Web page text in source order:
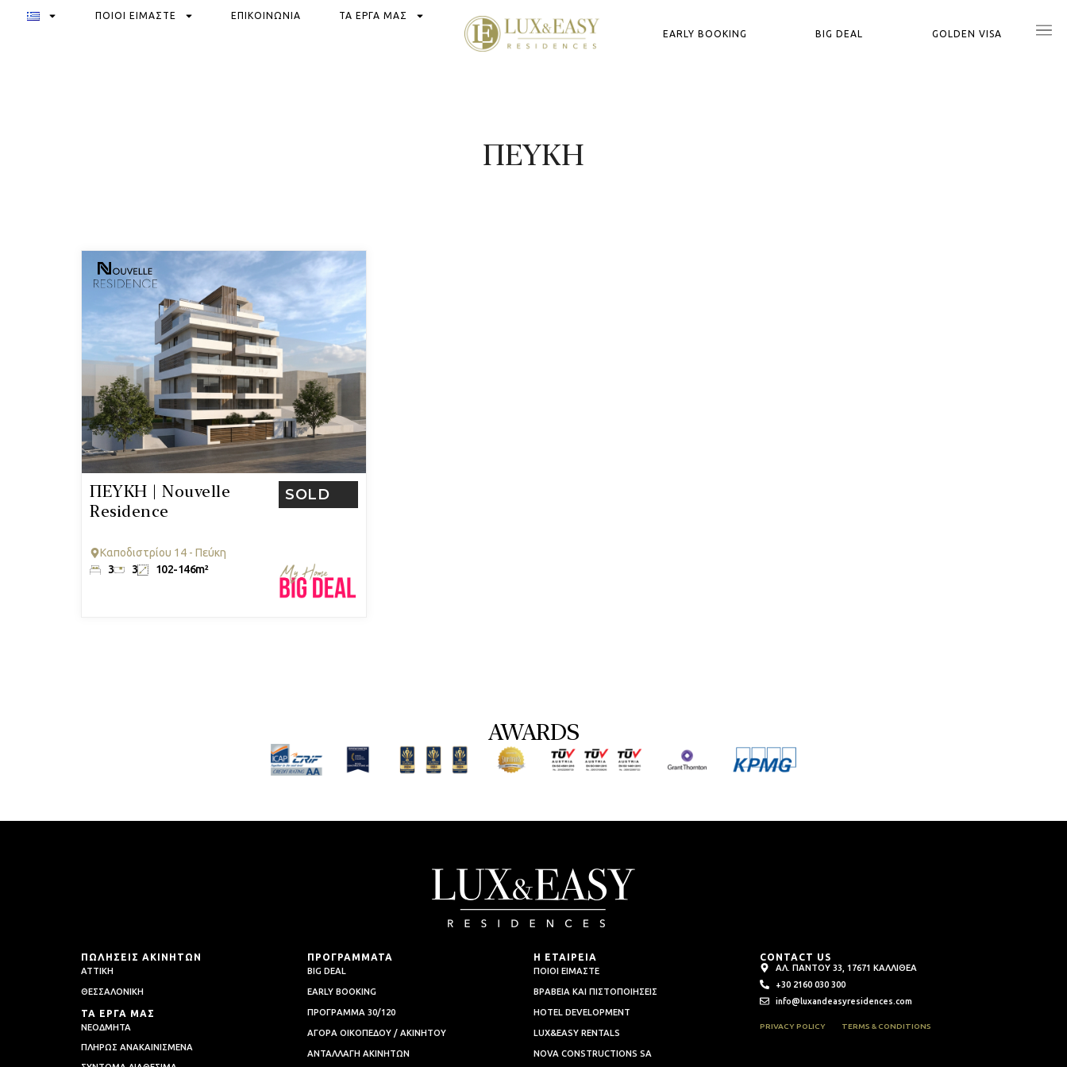
ΠΟΙΟΙ ΕΙΜΑΣΤΕ ΕΠΙΚΟΙΝΩΝΙΑ
ΤΑ ΕΡΓΑ ΜΑΣ
EARLY BOOKING
BIG DEAL GOLDEN VISA
ΠΕΥΚΗ
ΠΕΥΚΗ | Nouvelle
Residence
SOLD
Καποδιστρίου 14 - Πεύκη
3
3 102-146m²
AWARDS
ΠΩΛΗΣΕΙΣ ΑΚΙΝΗΤΩΝ
ΑΤΤΙΚΗ
ΘΕΣΣΑΛΟΝΙΚΗ
ΤΑ ΕΡΓΑ ΜΑΣ
ΝΕΟΔΜΗΤΑ
ΠΛΗΡΩΣ ΑΝΑΚΑΙΝΙΣΜΕΝΑ
ΠΡΟΓΡΑΜΜΑΤΑ
BIG DEAL
EARLY BOOKING
ΠΡΟΓΡΑΜΜΑ 30/120
ΑΓΟΡΑ ΟΙΚΟΠΕΔΟΥ / ΑΚΙΝΗΤΟΥ
AΝΤΑΛΛΑΓΗ AΚΙΝΗΤΩΝ
Η ΕΤΑΙΡΕΙΑ
ΠΟΙΟΙ ΕΙΜΑΣΤΕ
ΒΡΑΒΕΙΑ ΚΑΙ ΠΙΣΤΟΠΟΙΗΣΕΙΣ
HOTEL DEVELOPMENT
LUX&EASY RENTALS
NOVA CONSTRUCTIONS SA
CONTACT US
ΑΛ. ΠΑΝΤΟΥ 33, 17671 ΚΑΛΛΙΘΕΑ
+30 2160 030 300
info@luxandeasyresidences.com
PRIVACY POLICY TERMS & CONDITIONS